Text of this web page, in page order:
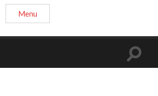
Menu